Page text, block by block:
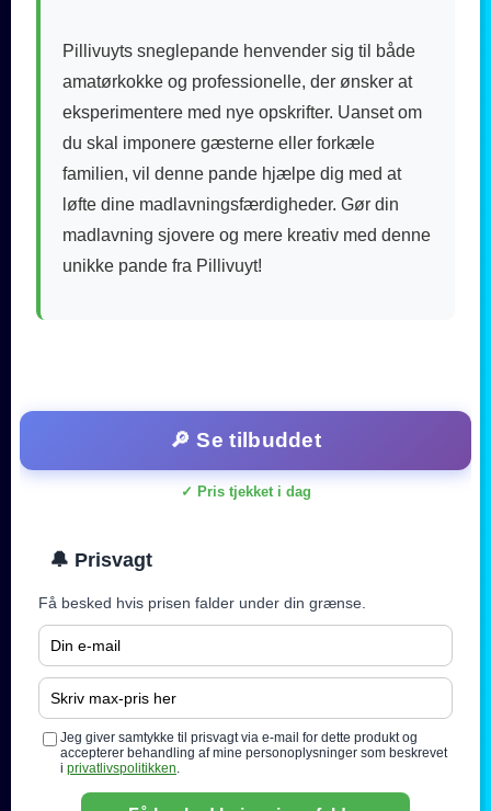
Pillivuyts sneglepande henvender sig til både
amatørkokke og professionelle, der ønsker at
eksperimentere med nye opskrifter. Uanset om
du skal imponere gæsterne eller forkæle
familien, vil denne pande hjælpe dig med at
løfte dine madlavningsfærdigheder. Gør din
madlavning sjovere og mere kreativ med denne
unikke pande fra Pillivuyt!
🔎 Se tilbuddet
✓ Pris tjekket i dag
🔔 Prisvagt
Få besked hvis prisen falder under din grænse.
Jeg giver samtykke til prisvagt via e-mail for dette produkt og
accepterer behandling af mine personoplysninger som beskrevet
i privatlivspolitikken